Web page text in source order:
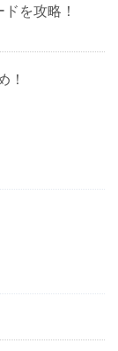
を攻略！
！